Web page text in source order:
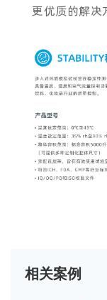
更优质的解决
相关案例